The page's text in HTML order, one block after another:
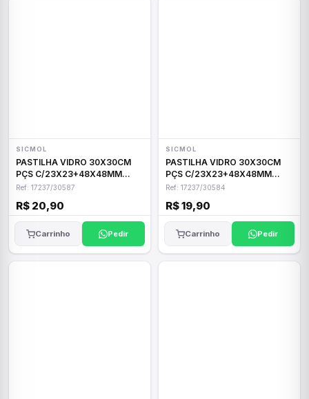
SICMOL
PASTILHA VIDRO 30X30CM
PÇS C/23X23+48X48MM
VERMELH
Ref: 17237/30587
R$ 20,90
Carrinho Pedir
SICMOL
PASTILHA VIDRO 30X30CM
PÇS C/23X23+48X48MM
XADREZ
Ref: 17237/30584
R$ 19,90
Carrinho Pedir